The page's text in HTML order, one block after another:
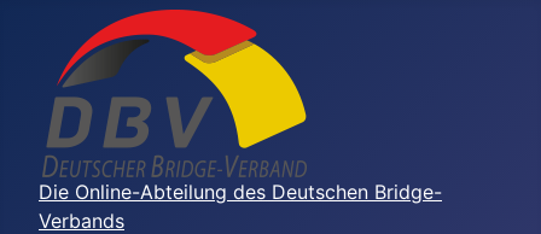
Die Online-Abteilung des Deutschen Bridge-
Verbands